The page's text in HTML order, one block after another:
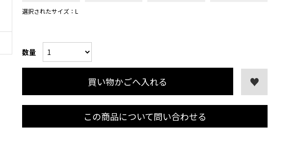
選択されたサイズ：L
数量
買い物かごへ入れる
この商品について問い合わせる